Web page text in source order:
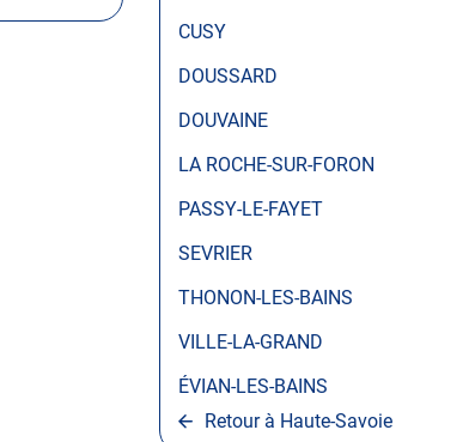
CUSY
DOUSSARD
DOUVAINE
LA ROCHE-SUR-FORON
PASSY-LE-FAYET
SEVRIER
THONON-LES-BAINS
VILLE-LA-GRAND
ÉVIAN-LES-BAINS
Retour à Haute-Savoie